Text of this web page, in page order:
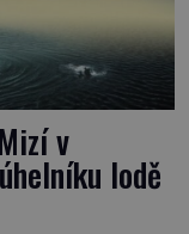
v
lodě